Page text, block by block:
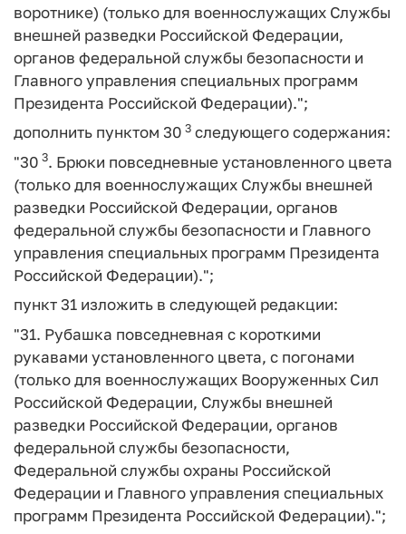
воротнике) (только для военнослужащих Службы
внешней разведки Российской Федерации,
органов федеральной службы безопасности и
Главного управления специальных программ
Президента Российской Федерации).";
дополнить пунктом 30 3 следующего содержания:
"30 3. Брюки повседневные установленного цвета
(только для военнослужащих Службы внешней
разведки Российской Федерации, органов
федеральной службы безопасности и Главного
управления специальных программ Президента
Российской Федерации).";
пункт 31 изложить в следующей редакции:
"31. Рубашка повседневная с короткими
рукавами установленного цвета, с погонами
(только для военнослужащих Вооруженных Сил
Российской Федерации, Службы внешней
разведки Российской Федерации, органов
федеральной службы безопасности,
Федеральной службы охраны Российской
Федерации и Главного управления специальных
программ Президента Российской Федерации).";